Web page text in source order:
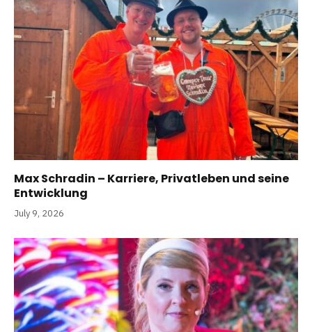
Max Schradin – Karriere, Privatleben und seine
Entwicklung
July 9, 2026